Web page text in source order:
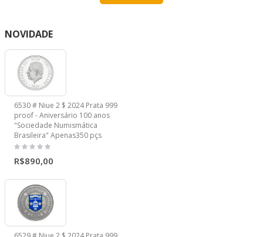
NOVIDADE
6530 # Niue 2 $ 2024 Prata 999
proof - Aniversário 100 anos
"Sociedade Numismática
Brasileira" Apenas350 pçs
R$890,00